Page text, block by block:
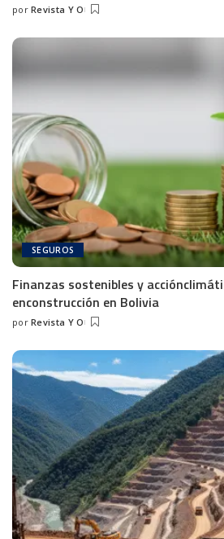
por Revista Y O
SEGUROS
Finanzas sostenibles y
enconstrucción en Bolivia
por Revista Y O